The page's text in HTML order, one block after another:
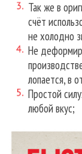
Так же в
счёт
не холодно
Не
лопается, в
Простой
любой вкус;